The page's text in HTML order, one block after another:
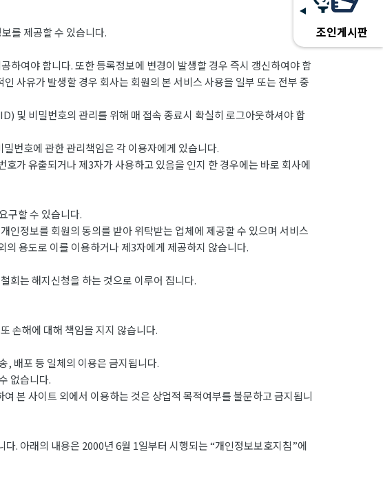
조인게시판
를 제공할 수 있습니다.
여야 합니다. 또한 등록정보에 변경이 발생할 경우 즉시 갱신하여야 합
사유가 발생할 경우 회사는 회원의 본 서비스 사용을 일부 또는 전부 중
및 비밀번호의 관리를 위해 매 접속 종료시 확실히 로그아웃하셔야 합
번호에 관한 관리책임은 각 이용자에게 있습니다.
가 유출되거나 제3자가 사용하고 있음을 인지 한 경우에는 바로 회사에
구할 수 있습니다.
정보를 회원의 동의를 받아 위탁받는 업체에 제공할 수 있으며 서비스
용도로 이를 이용하거나 제3자에게 제공하지 않습니다.
회는 해지신청을 하는 것으로 이루어 집니다.
손해에 대해 책임을 지지 않습니다.
, 배포 등 일체의 이용은 금지됩니다.
없습니다.
본 사이트 외에서 이용하는 것은 상업적 목적여부를 불문하고 금지됩니
. 아래의 내용은 2000년 6월 1일부터 시행되는 “개인정보보호지침”에